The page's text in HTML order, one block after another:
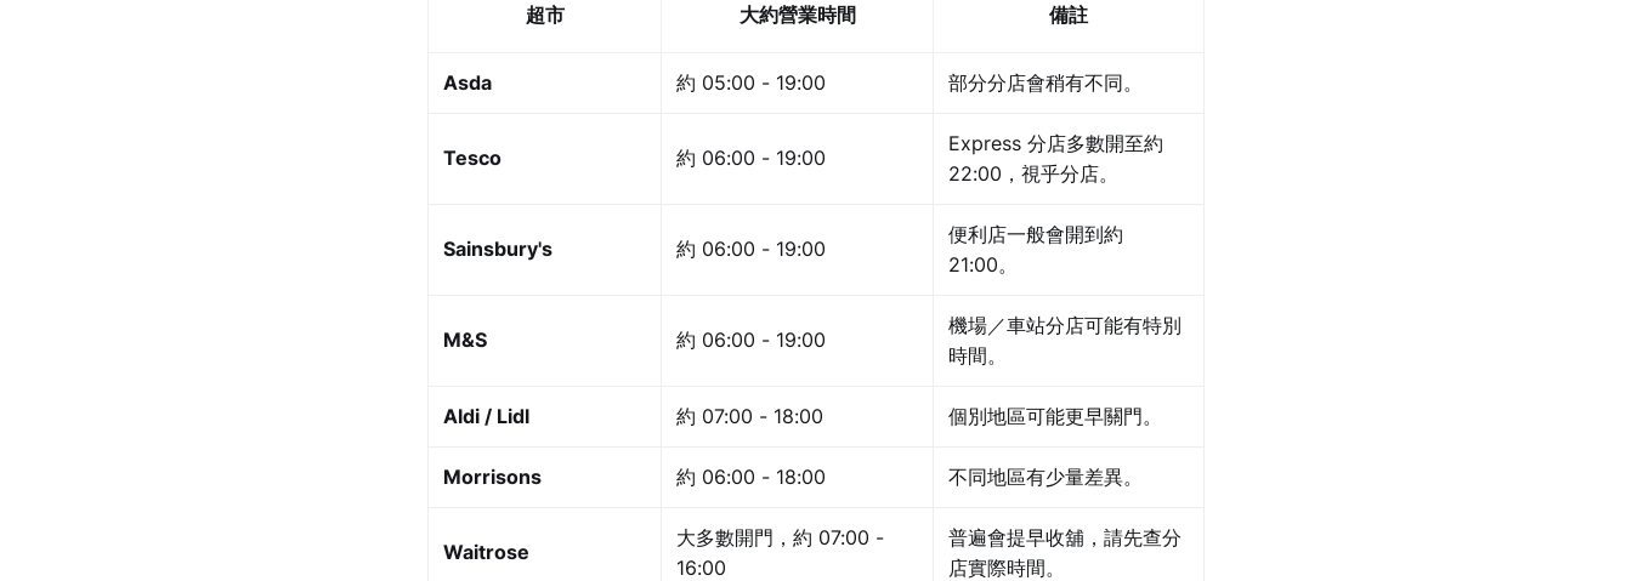
超市 大約營業時間 備註
Asda 約 05:00 - 19:00 部分分店會稍有不同。
Tesco 約 06:00 - 19:00
Express 分店多數開至約
22:00，視乎分店。
Sainsbury's 約 06:00 - 19:00
便利店一般會開到約
21:00。
M&S 約 06:00 - 19:00
機場／車站分店可能有特別
時間。
Aldi / Lidl 約 07:00 - 18:00 個別地區可能更早關門。
Morrisons 約 06:00 - 18:00 不同地區有少量差異。
Waitrose
大多數開門，約 07:00 -
16:00
普遍會提早收舖，請先查分
店實際時間。